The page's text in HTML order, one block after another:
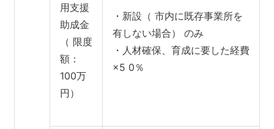
用支援
助成金
（ 限度
額：
100万
円）
・新設（ 市内に既存事業所を
有しない場合） のみ
・人材確保、育成に要した経費
×5 0％